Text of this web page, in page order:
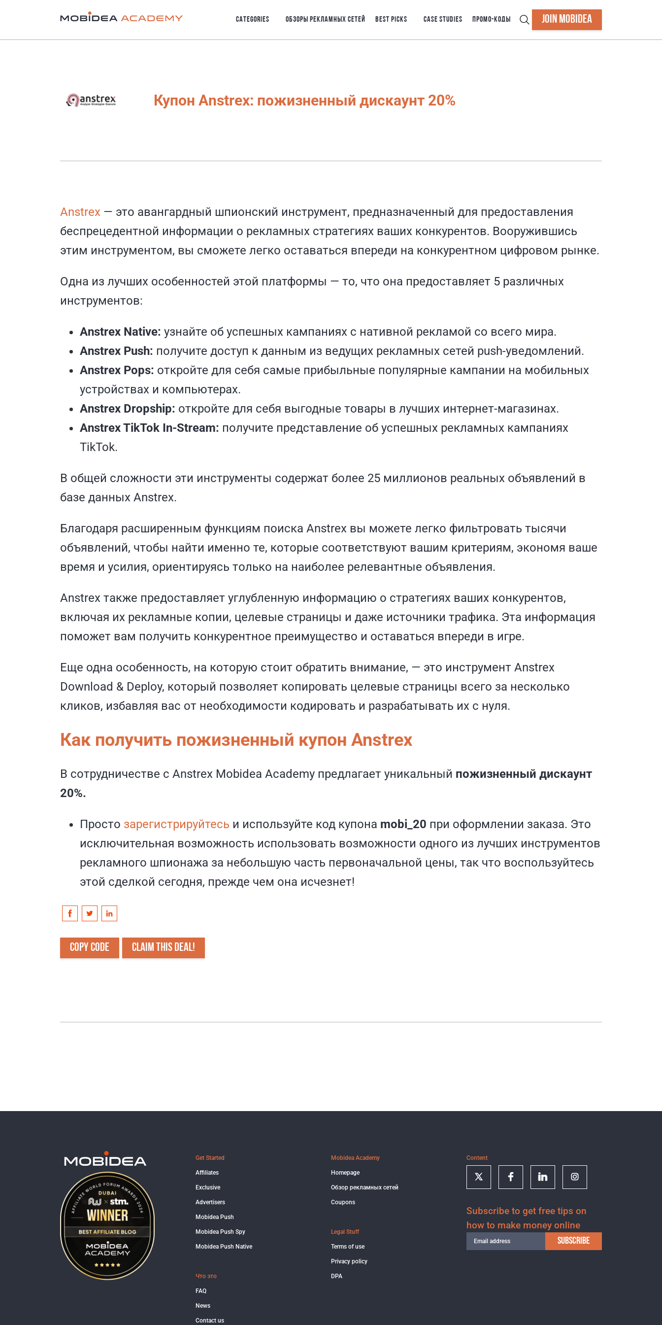
CATEGORIES ОБЗОРЫ РЕКЛАМНЫХ СЕТЕЙ BEST PICKS CASE STUDIES ПРОМО-КОДЫ JOIN MOBIDEA
Купон Anstrex: пожизненный дискаунт 20%
Anstrex — это авангардный шпионский инструмент, предназначенный для предоставления
беспрецедентной информации о рекламных стратегиях ваших конкурентов. Вооружившись
этим инструментом, вы сможете легко оставаться впереди на конкурентном цифровом рынке.
Одна из лучших особенностей этой платформы — то, что она предоставляет 5 различных
инструментов:
Anstrex Native: узнайте об успешных кампаниях с нативной рекламой со всего мира.
Anstrex Push: получите доступ к данным из ведущих рекламных сетей push-уведомлений.
Anstrex Pops: откройте для себя самые прибыльные популярные кампании на мобильных
устройствах и компьютерах.
Anstrex Dropship: откройте для себя выгодные товары в лучших интернет-магазинах.
Anstrex TikTok In-Stream: получите представление об успешных рекламных кампаниях
TikTok.
В общей сложности эти инструменты содержат более 25 миллионов реальных объявлений в
базе данных Anstrex.
Благодаря расширенным функциям поиска Anstrex вы можете легко фильтровать тысячи
объявлений, чтобы найти именно те, которые соответствуют вашим критериям, экономя ваше
время и усилия, ориентируясь только на наиболее релевантные объявления.
Anstrex также предоставляет углубленную информацию о стратегиях ваших конкурентов,
включая их рекламные копии, целевые страницы и даже источники трафика. Эта информация
поможет вам получить конкурентное преимущество и оставаться впереди в игре.
Еще одна особенность, на которую стоит обратить внимание, — это инструмент Anstrex
Download & Deploy, который позволяет копировать целевые страницы всего за несколько
кликов, избавляя вас от необходимости кодировать и разрабатывать их с нуля.
Как получить пожизненный купон Anstrex
В сотрудничестве с Anstrex Mobidea Academy предлагает уникальный пожизненный дискаунт
20%.
Просто зарегистрируйтесь и используйте код купона mobi_20 при оформлении заказа. Это
исключительная возможность использовать возможности одного из лучших инструментов
рекламного шпионажа за небольшую часть первоначальной цены, так что воспользуйтесь
этой сделкой сегодня, прежде чем она исчезнет!
COPY CODE CLAIM THIS DEAL!
Get Started
Affiliates
Exclusive
Advertisers
Mobidea Push
Mobidea Push Spy
Mobidea Push Native
Что это
FAQ
News
Contact us
Mobidea Academy
Homepage
Обзор рекламных сетей
Coupons
Legal Stuff
Terms of use
Privacy policy
DPA
Content
Subscribe to get free tips on
how to make money online
SUBSCRIBE